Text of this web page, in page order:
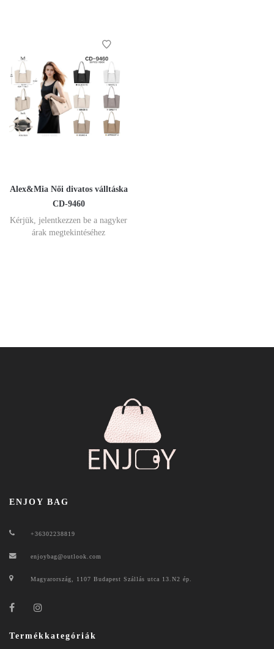
Alex&Mia Női divatos válltáska
CD-9460
Kérjük, jelentkezzen be a nagyker
árak megtekintéséhez
ENJOY BAG
+36302238819
enjoybag@outlook.com
Magyarország, 1107 Budapest Szállás utca 13.N2 ép.
Termékkategóriák